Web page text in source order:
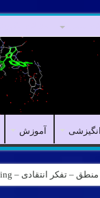
آموزش
شیمی آیمت استاد نباتی